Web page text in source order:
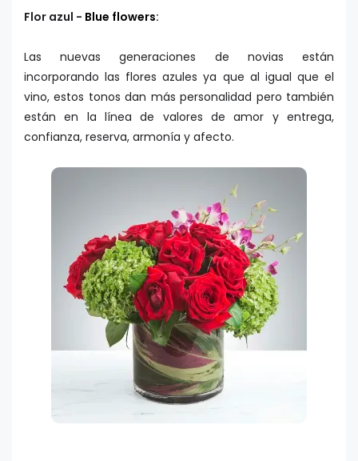
Flor azul - Blue flowers:
Las nuevas generaciones de novias están
incorporando las flores azules ya que al igual que el
vino, estos tonos dan más personalidad pero también
están en la línea de valores de amor y entrega,
confianza, reserva, armonía y afecto.